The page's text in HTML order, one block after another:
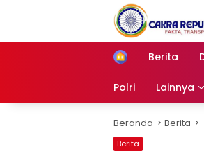
Berita
Polri Lainnya
Beranda Berita
Berita